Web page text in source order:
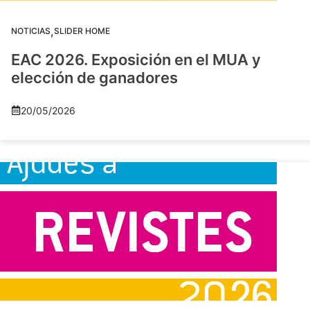
NOTICIAS,SLIDER HOME
EAC 2026. Exposición en el MUA y
elección de ganadores
20/05/2026